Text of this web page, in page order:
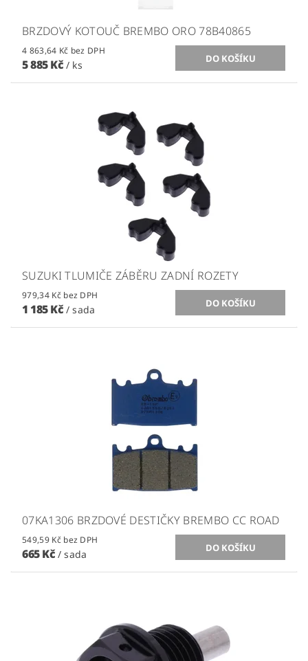
BRZDOVÝ KOTOUČ BREMBO ORO 78B40865
4 863,64 Kč bez DPH
5 885 Kč / ks
SUZUKI TLUMIČE ZÁBĚRU ZADNÍ ROZETY
979,34 Kč bez DPH
1 185 Kč / sada
07KA1306 BRZDOVÉ DESTIČKY BREMBO CC ROAD
549,59 Kč bez DPH
665 Kč / sada